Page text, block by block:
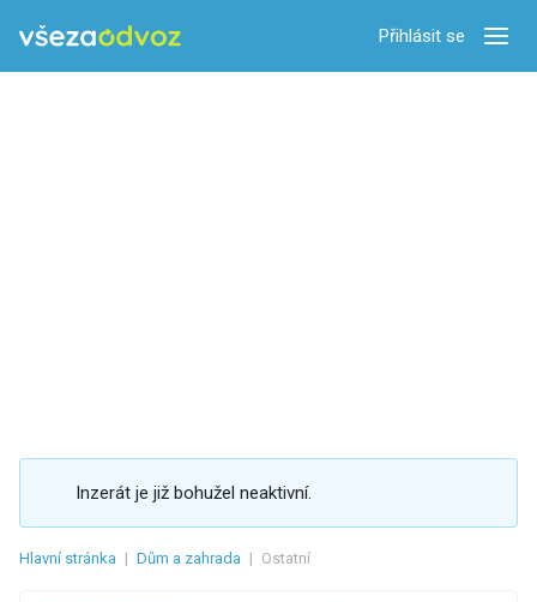
Přihlásit se
Inzerát je již bohužel neaktivní.
Hlavní stránka | Dům a zahrada | Ostatní